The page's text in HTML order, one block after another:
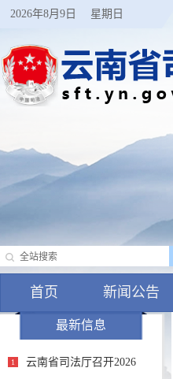
2026年8月9日 星期日
首页 新闻公告
最新信息
1 云南省司法厅召开2026